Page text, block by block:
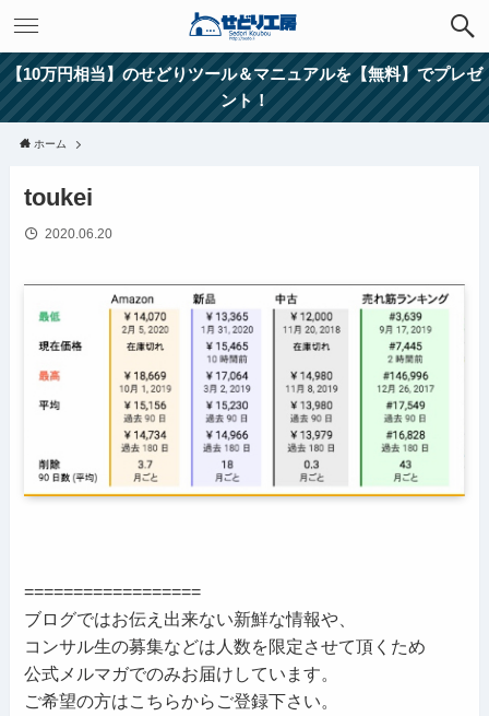
【10万円相当】のせどりツール＆マニュアルを【無料】でプレゼ
ント！
ホーム
toukei
2020.06.20
==================
ブログではお伝え出来ない新鮮な情報や、
コンサル生の募集などは人数を限定させて頂くため
公式メルマガでのみお届けしています。
ご希望の方はこちらからご登録下さい。